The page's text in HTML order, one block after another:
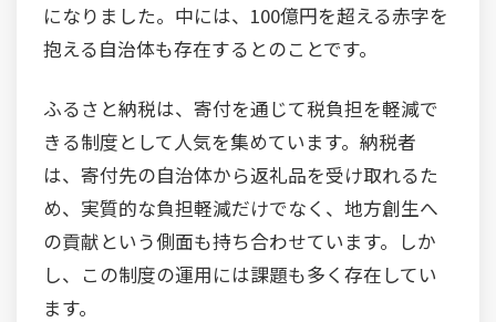
になりました。中には、100億円を超える赤字を
抱える自治体も存在するとのことです。
ふるさと納税は、寄付を通じて税負担を軽減で
きる制度として人気を集めています。納税者
は、寄付先の自治体から返礼品を受け取れるた
め、実質的な負担軽減だけでなく、地方創生へ
の貢献という側面も持ち合わせています。しか
し、この制度の運用には課題も多く存在してい
ます。